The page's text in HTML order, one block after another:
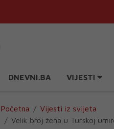
DNEVNI.BA VIJESTI
Početna
Vijesti iz svijeta
Velik broj žena u Turskoj